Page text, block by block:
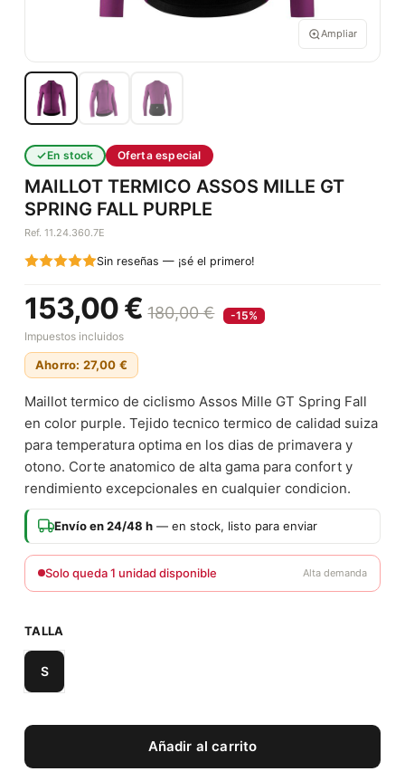
Ampliar
En stock Oferta especial
MAILLOT TERMICO ASSOS MILLE GT
SPRING FALL PURPLE
Ref. 11.24.360.7E
Sin reseñas — ¡sé el primero!
153,00 € 180,00 €
-15%
Impuestos incluidos
Ahorro: 27,00 €
Maillot termico de ciclismo Assos Mille GT Spring Fall
en color purple. Tejido tecnico termico de calidad suiza
para temperatura optima en los dias de primavera y
otono. Corte anatomico de alta gama para confort y
rendimiento excepcionales en cualquier condicion.
Envío en 24/48 h — en stock, listo para enviar
Solo queda 1 unidad disponible Alta demanda
TALLA
S
Añadir al carrito